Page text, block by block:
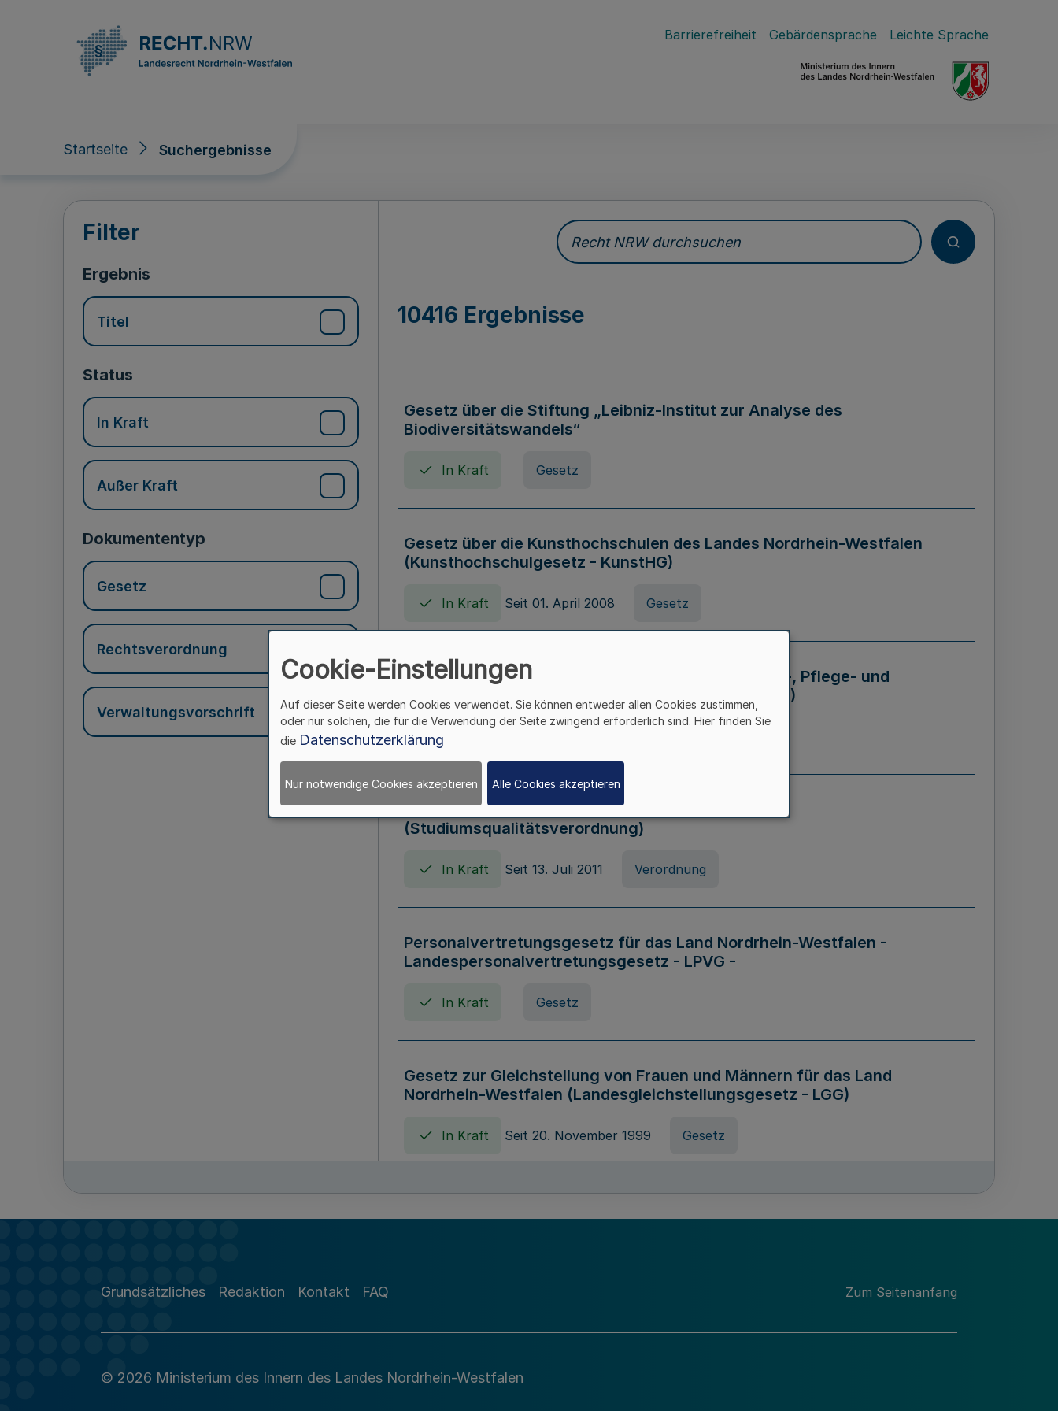
Barrierefreiheit Gebärdensprache Leichte Sprache
Startseite Suchergebnisse
Suchergebnisse
Filter
Ergebnis
Titel
Status
In Kraft
Außer Kraft
Dokumententyp
Gesetz
Rechtsverordnung
Verwaltungsvorschrift
Recht NRW durchsuchen
10416 Ergebnisse
Gesetz über die Stiftung „Leibniz-Institut zur Analyse des
Biodiversitätswandels“
In Kraft Gesetz
Gesetz über die Kunsthochschulen des Landes Nordrhein-Westfalen
(Kunsthochschulgesetz - KunstHG)
In Kraft Seit 01. April 2008 Gesetz
Verordnung über Beihilfen in Geburts-, Krankheits-, Pflege- und
Todesfällen (Beihilfenverordnung NRW - BVO NRW)
In Kraft
Verordnung zum Studiumsqualitätsgesetz
(Studiumsqualitätsverordnung)
In Kraft Seit 13. Juli 2011 Verordnung
Personalvertretungsgesetz für das Land Nordrhein-Westfalen -
Landespersonalvertretungsgesetz - LPVG -
In Kraft Gesetz
Gesetz zur Gleichstellung von Frauen und Männern für das Land
Nordrhein-Westfalen (Landesgleichstellungsgesetz - LGG)
In Kraft Seit 20. November 1999 Gesetz
Grundsätzliches Redaktion Kontakt FAQ Zum Seitenanfang
© 2026 Ministerium des Innern des Landes Nordrhein-Westfalen
Cookie-Einstellungen
Auf dieser Seite werden Cookies verwendet. Sie können entweder allen Cookies zustimmen,
oder nur solchen, die für die Verwendung der Seite zwingend erforderlich sind. Hier finden Sie
die Datenschutzerklärung
Nur notwendige Cookies akzeptieren Alle Cookies akzeptieren